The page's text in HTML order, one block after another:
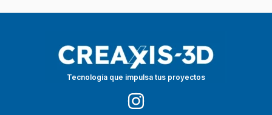
Tecnología que impulsa tus proyectos